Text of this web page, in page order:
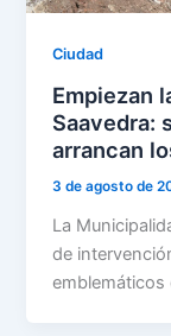
Ciudad
Empiezan
Saavedra:
arrancan
3 de agosto de
La
de
emblemáticos